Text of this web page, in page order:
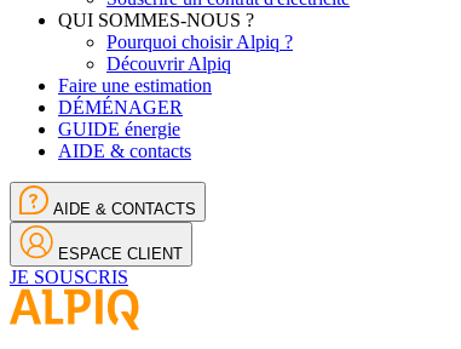
QUI SOMMES-NOUS ?
Pourquoi choisir Alpiq ?
Découvrir Alpiq
Faire une estimation
DÉMÉNAGER
GUIDE énergie
AIDE & contacts
AIDE & CONTACTS
ESPACE CLIENT
JE SOUSCRIS